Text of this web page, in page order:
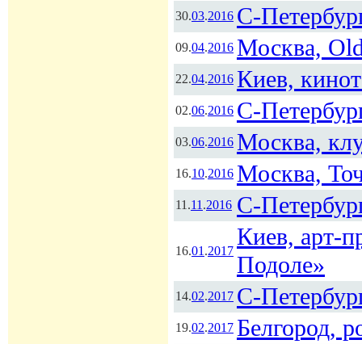
30.03.2016 С-
09.04.2016 Москва,
22.04.2016 Киев,
02.06.2016 С-
03.06.2016 Москва,
16.10.2016 Москва,
11.11.2016 С-
16.01.2017
Киев, арт-
Подоле»
14.02.2017 С-
19.02.2017 Белгород,